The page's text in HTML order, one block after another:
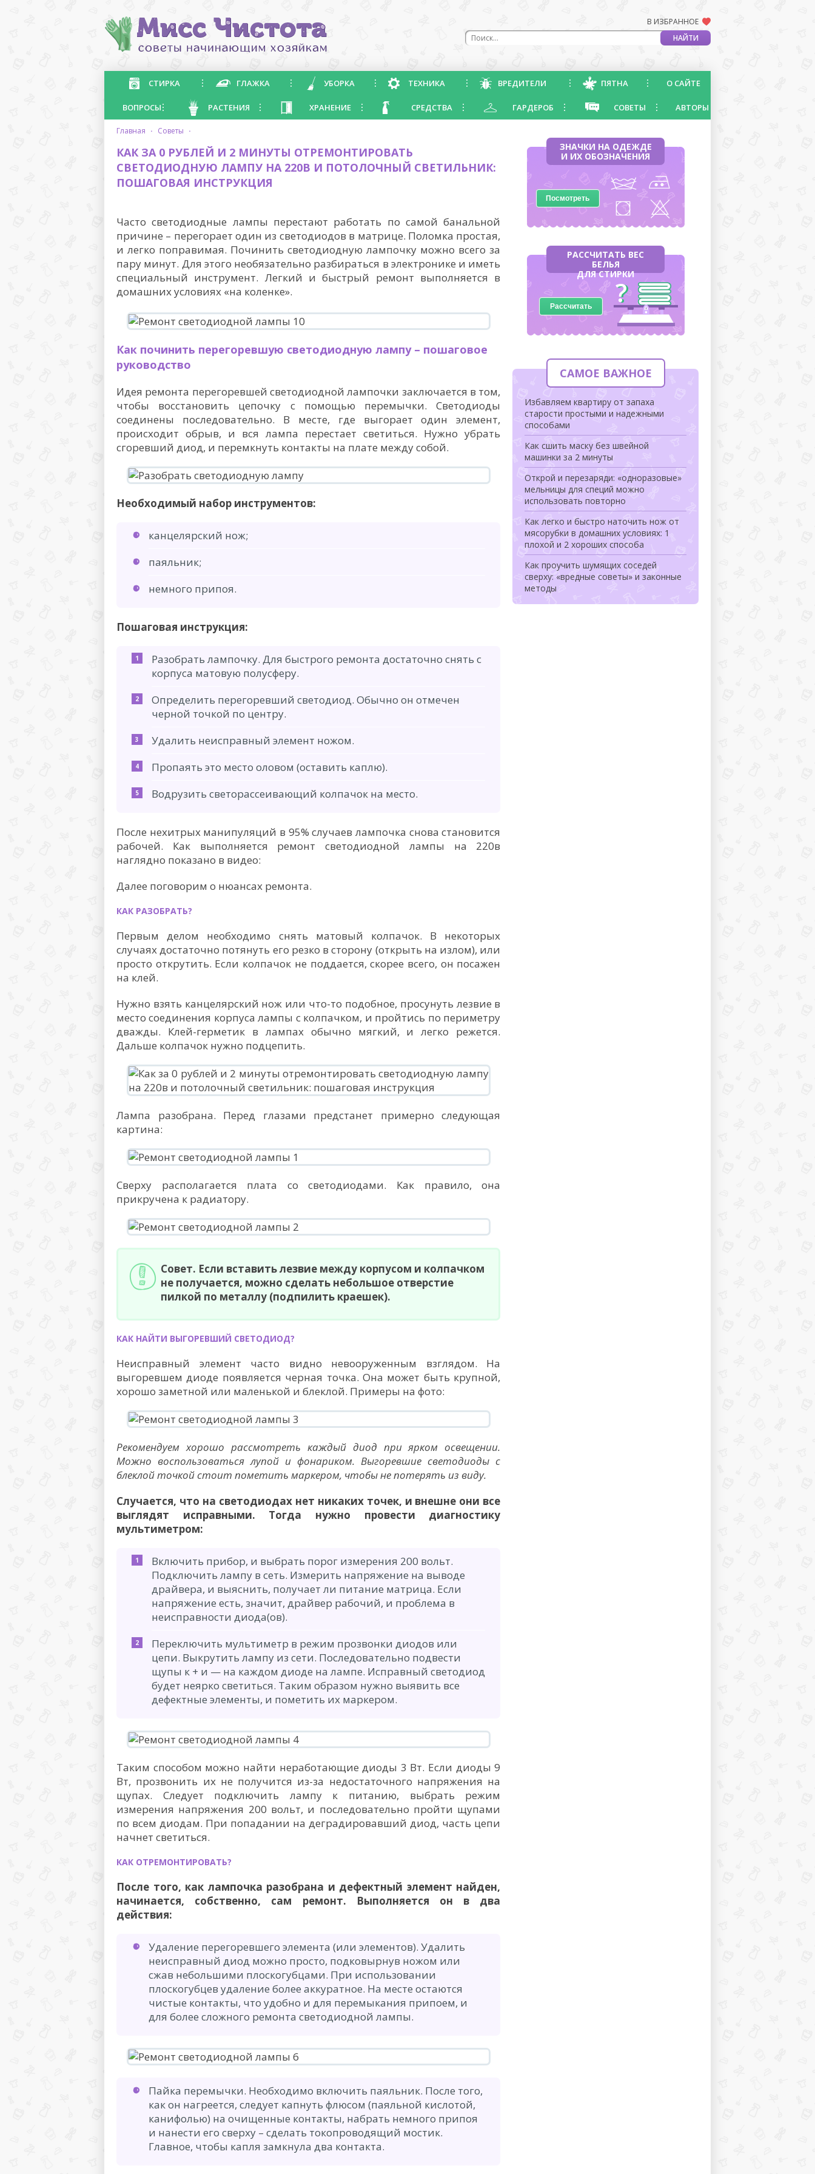
В ИЗБРАННОЕ
СТИРКА ГЛАЖКА УБОРКА ТЕХНИКА ВРЕДИТЕЛИ ПЯТНА О САЙТЕ
ВОПРОСЫ РАСТЕНИЯ ХРАНЕНИЕ СРЕДСТВА ГАРДЕРОБ СОВЕТЫ АВТОРЫ
главная · советы ·
КАК ЗА 0 РУБЛЕЙ И 2 МИНУТЫ ОТРЕМОНТИРОВАТЬ
СВЕТОДИОДНУЮ ЛАМПУ НА 220В И ПОТОЛОЧНЫЙ СВЕТИЛЬНИК:
ПОШАГОВАЯ ИНСТРУКЦИЯ
Часто светодиодные лампы перестают работать по самой банальной
причине – перегорает один из светодиодов в матрице. Поломка простая,
и легко поправимая. Починить светодиодную лампочку можно всего за
пару минут. Для этого необязательно разбираться в электронике и иметь
специальный инструмент. Легкий и быстрый ремонт выполняется в
домашних условиях «на коленке».
Как починить перегоревшую светодиодную лампу – пошаговое
руководство
Идея ремонта перегоревшей светодиодной лампочки заключается в том,
чтобы восстановить цепочку с помощью перемычки. Светодиоды
соединены последовательно. В месте, где выгорает один элемент,
происходит обрыв, и вся лампа перестает светиться. Нужно убрать
сгоревший диод, и перемкнуть контакты на плате между собой.
Необходимый набор инструментов:
канцелярский нож;
паяльник;
немного припоя.
Пошаговая инструкция:
Разобрать лампочку. Для быстрого ремонта достаточно снять с
корпуса матовую полусферу.
Определить перегоревший светодиод. Обычно он отмечен
черной точкой по центру.
Удалить неисправный элемент ножом.
Пропаять это место оловом (оставить каплю).
Водрузить светорассеивающий колпачок на место.
После нехитрых манипуляций в 95% случаев лампочка снова становится
рабочей. Как выполняется ремонт светодиодной лампы на 220в
наглядно показано в видео:
Далее поговорим о нюансах ремонта.
КАК РАЗОБРАТЬ?
Первым делом необходимо снять матовый колпачок. В некоторых
случаях достаточно потянуть его резко в сторону (открыть на излом), или
просто открутить. Если колпачок не поддается, скорее всего, он посажен
на клей.
Нужно взять канцелярский нож или что-то подобное, просунуть лезвие в
место соединения корпуса лампы с колпачком, и пройтись по периметру
дважды. Клей-герметик в лампах обычно мягкий, и легко режется.
Дальше колпачок нужно подцепить.
Лампа разобрана. Перед глазами предстанет примерно следующая
картина:
Сверху располагается плата со светодиодами. Как правило, она
прикручена к радиатору.
Совет. Если вставить лезвие между корпусом и колпачком
не получается, можно сделать небольшое отверстие
пилкой по металлу (подпилить краешек).
КАК НАЙТИ ВЫГОРЕВШИЙ СВЕТОДИОД?
Неисправный элемент часто видно невооруженным взглядом. На
выгоревшем диоде появляется черная точка. Она может быть крупной,
хорошо заметной или маленькой и блеклой. Примеры на фото:
Рекомендуем хорошо рассмотреть каждый диод при ярком освещении.
Можно воспользоваться лупой и фонариком. Выгоревшие светодиоды с
блеклой точкой стоит пометить маркером, чтобы не потерять из виду.
Случается, что на светодиодах нет никаких точек, и внешне они все
выглядят исправными. Тогда нужно провести диагностику
мультиметром:
Включить прибор, и выбрать порог измерения 200 вольт.
Подключить лампу в сеть. Измерить напряжение на выводе
драйвера, и выяснить, получает ли питание матрица. Если
напряжение есть, значит, драйвер рабочий, и проблема в
неисправности диода(ов).
Переключить мультиметр в режим прозвонки диодов или
цепи. Выкрутить лампу из сети. Последовательно подвести
щупы к + и — на каждом диоде на лампе. Исправный светодиод
будет неярко светиться. Таким образом нужно выявить все
дефектные элементы, и пометить их маркером.
Таким способом можно найти неработающие диоды 3 Вт. Если диоды 9
Вт, прозвонить их не получится из-за недостаточного напряжения на
щупах. Следует подключить лампу к питанию, выбрать режим
измерения напряжения 200 вольт, и последовательно пройти щупами
по всем диодам. При попадании на деградировавший диод, часть цепи
начнет светиться.
КАК ОТРЕМОНТИРОВАТЬ?
После того, как лампочка разобрана и дефектный элемент найден,
начинается, собственно, сам ремонт. Выполняется он в два
действия:
Удаление перегоревшего элемента (или элементов). Удалить
неисправный диод можно просто, подковырнув ножом или
сжав небольшими плоскогубцами. При использовании
плоскогубцев удаление более аккуратное. На месте остаются
чистые контакты, что удобно и для перемыкания припоем, и
для более сложного ремонта светодиодной лампы.
Пайка перемычки. Необходимо включить паяльник. После того,
как он нагреется, следует капнуть флюсом (паяльной кислотой,
канифолью) на очищенные контакты, набрать немного припоя
и нанести его сверху – сделать токопроводящий мостик.
Главное, чтобы капля замкнула два контакта.
ЗНАЧКИ НА ОДЕЖДЕ
И ИХ ОБОЗНАЧЕНИЯ
Посмотреть
РАССЧИТАТЬ ВЕС
БЕЛЬЯ
ДЛЯ СТИРКИ
Рассчитать
САМОЕ ВАЖНОЕ
Избавляем квартиру от запаха
старости простыми и надежными
способами
Как сшить маску без швейной
машинки за 2 минуты
Открой и перезаряди: «одноразовые»
мельницы для специй можно
использовать повторно
Как легко и быстро наточить нож от
мясорубки в домашних условиях: 1
плохой и 2 хороших способа
Как проучить шумящих соседей
сверху: «вредные советы» и законные
методы